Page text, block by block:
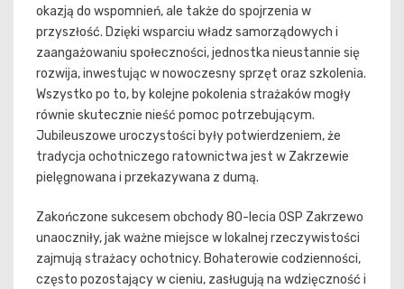
okazją do wspomnień, ale także do spojrzenia w
przyszłość. Dzięki wsparciu władz samorządowych i
zaangażowaniu społeczności, jednostka nieustannie się
rozwija, inwestując w nowoczesny sprzęt oraz szkolenia.
Wszystko po to, by kolejne pokolenia strażaków mogły
równie skutecznie nieść pomoc potrzebującym.
Jubileuszowe uroczystości były potwierdzeniem, że
tradycja ochotniczego ratownictwa jest w Zakrzewie
pielęgnowana i przekazywana z dumą.
Zakończone sukcesem obchody 80-lecia OSP Zakrzewo
unaoczniły, jak ważne miejsce w lokalnej rzeczywistości
zajmują strażacy ochotnicy. Bohaterowie codzienności,
często pozostający w cieniu, zasługują na wdzięczność i